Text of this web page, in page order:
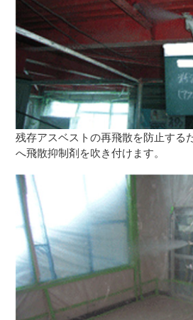
残存アスベストの再飛散を防止する
へ飛散抑制剤を吹き付けます。